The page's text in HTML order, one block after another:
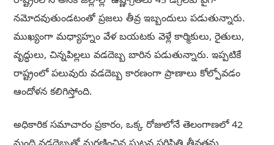
నమోదవుతుండటంతో ప్రజలు తీవ్ర ఇబ్బందులు పడుతున్నారు.
ముఖ్యంగా మధ్యాహ్నం వేళ బయటకు వెళ్లే కార్మికులు, రైతులు,
వృద్ధులు, చిన్నపిల్లలు వడదెబ్బ బారిన పడుతున్నారు. ఇప్పటికే
రాష్ట్రంలో పలువురు వడదెబ్బ కారణంగా ప్రాణాలు కోల్పోవడం
ఆందోళన కలిగిస్తోంది.
అధికారిక సమాచారం ప్రకారం, ఒక్క రోజులోనే తెలంగాణలో 42